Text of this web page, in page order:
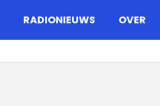
RADIONIEUWS OVER